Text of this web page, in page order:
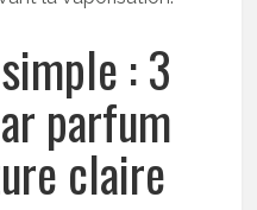
: 3
parfum
claire